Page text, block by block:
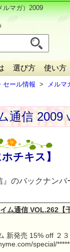
ルマガ）2009
選び方 使い方
セール情報
メルマ
通信 2009
チキス】
』のバックナンバ
ム通信 VOL.262【
発売 15% off ２３
special/